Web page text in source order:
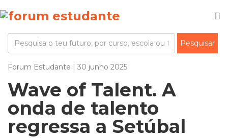
Forum Estudante | 30 junho 2025
Wave of Talent. A
onda de talento
regressa a Setúbal